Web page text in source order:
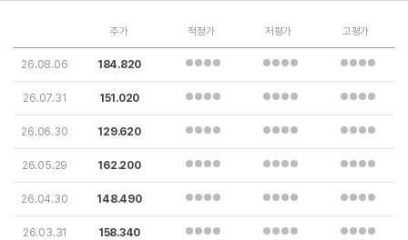
주가 적정가 저평가 고평가
26.08.06 184.820
26.07.31 151.020
26.06.30 129.620
26.05.29 162.200
26.04.30 148.490
26.03.31 158.340